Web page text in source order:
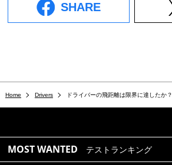
SHARE
Home Drivers ドライバーの飛距離は限界に達したか？
MOST WANTED テストランキング